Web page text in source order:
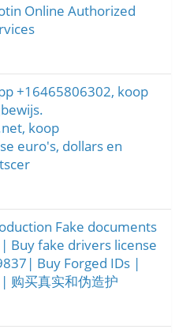
Online Authorized
+16465806302, koop
koop
euro's, dollars en
Fake documents
Buy fake drivers license
Buy Forged IDs |
购买真实和伪造护